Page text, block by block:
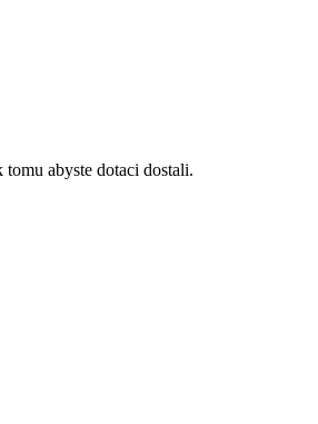
abyste dotaci dostali.